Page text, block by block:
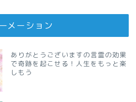
メーション
ありがとうございますの言霊の効果
で奇跡を起こせる！人生をもっと楽
しもう